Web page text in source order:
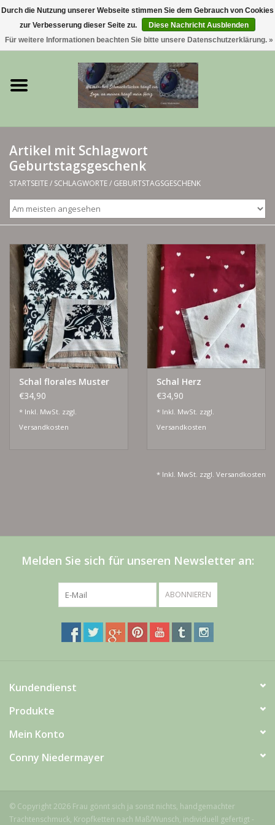
0 Artikel - €0,00
Trachtenschmuck & Ketten
exklusive Kropfketten
925 Silberschmuck
BERGliebe-Kollektion
I ❤️ bayerischer Wald Armband
Lieblingsmensch Kollektion
Ohrringe & Ohrstecker
Armbänder
Tücher
Men
Schnäppchenecke
Ledertasche Herzform
Artikel mit Schlagwort
Geburtstagsgeschenk
STARTSEITE/ SCHLAGWORTE/ GEBURTSTAGSGESCHENK
Schal florales Muster
€34,90
* Inkl. MwSt. zzgl.
Versandkosten
Schal Herz
€34,90
* Inkl. MwSt. zzgl.
Versandkosten
* Inkl. MwSt. zzgl. Versandkosten
Melden Sie sich für unseren Newsletter an:
ABONNIEREN
Kundendienst
Produkte
Mein Konto
Conny Niedermayer
© Copyright 2026 Frau gönnt sich ja sonst nichts, handgemachter
Trachtenschmuck, Kropfketten nach Maß/Wunsch, individuell gefertigt -
Durch die Nutzung unserer Webseite stimmen Sie dem Gebrauch von Cookies
zur Verbesserung dieser Seite zu.
Diese Nachricht Ausblenden
Für weitere Informationen beachten Sie bitte unsere Datenschutzerklärung. »